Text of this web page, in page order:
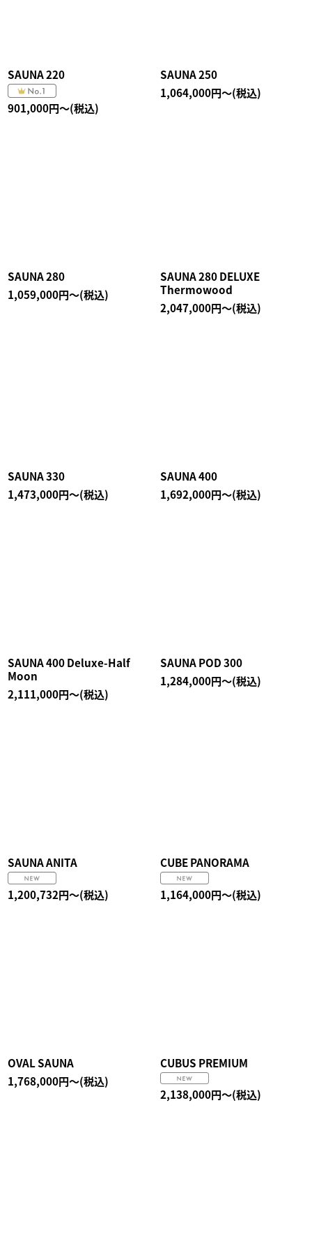
SAUNA 220
901,000円～(税込)
SAUNA 250
1,064,000円～(税込)
SAUNA 280
1,059,000円～(税込)
SAUNA 280 DELUXE
Thermowood
2,047,000円～(税込)
SAUNA 330
1,473,000円～(税込)
SAUNA 400
1,692,000円～(税込)
SAUNA 400 Deluxe-Half
Moon
2,111,000円～(税込)
SAUNA POD 300
1,284,000円～(税込)
SAUNA ANITA
1,200,732円～(税込)
CUBE PANORAMA
1,164,000円～(税込)
OVAL SAUNA
1,768,000円～(税込)
CUBUS PREMIUM
2,138,000円～(税込)